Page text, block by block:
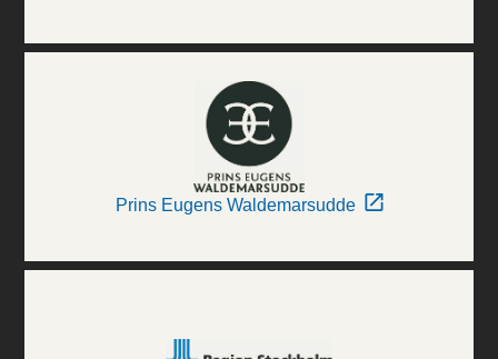
Prins Eugens Waldemarsudde